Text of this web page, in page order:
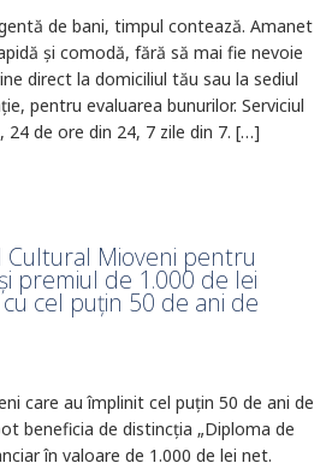
de bani, timpul contează. Amanet
și comodă, fără să mai fie nevoie
direct la domiciliul tău sau la sediul
pentru evaluarea bunurilor. Serviciul
de ore din 24, 7 zile din 7. […]
Mioveni pentru
premiul de 1.000 de lei
cel puțin 50 de ani de
care au împlinit cel puțin 50 de ani de
beneficia de distincția „Diploma de
în valoare de 1.000 de lei net.